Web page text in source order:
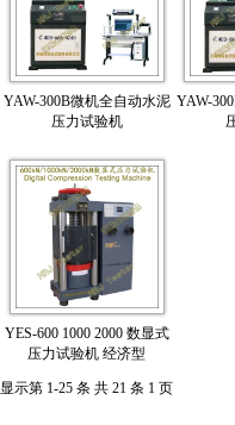
YAW-300B微机全自动水泥
压力试验机
YAW-
YES-600 1000 2000 数显式
压力试验机 经济型
显示第 1-25 条 共 21 条 1 页